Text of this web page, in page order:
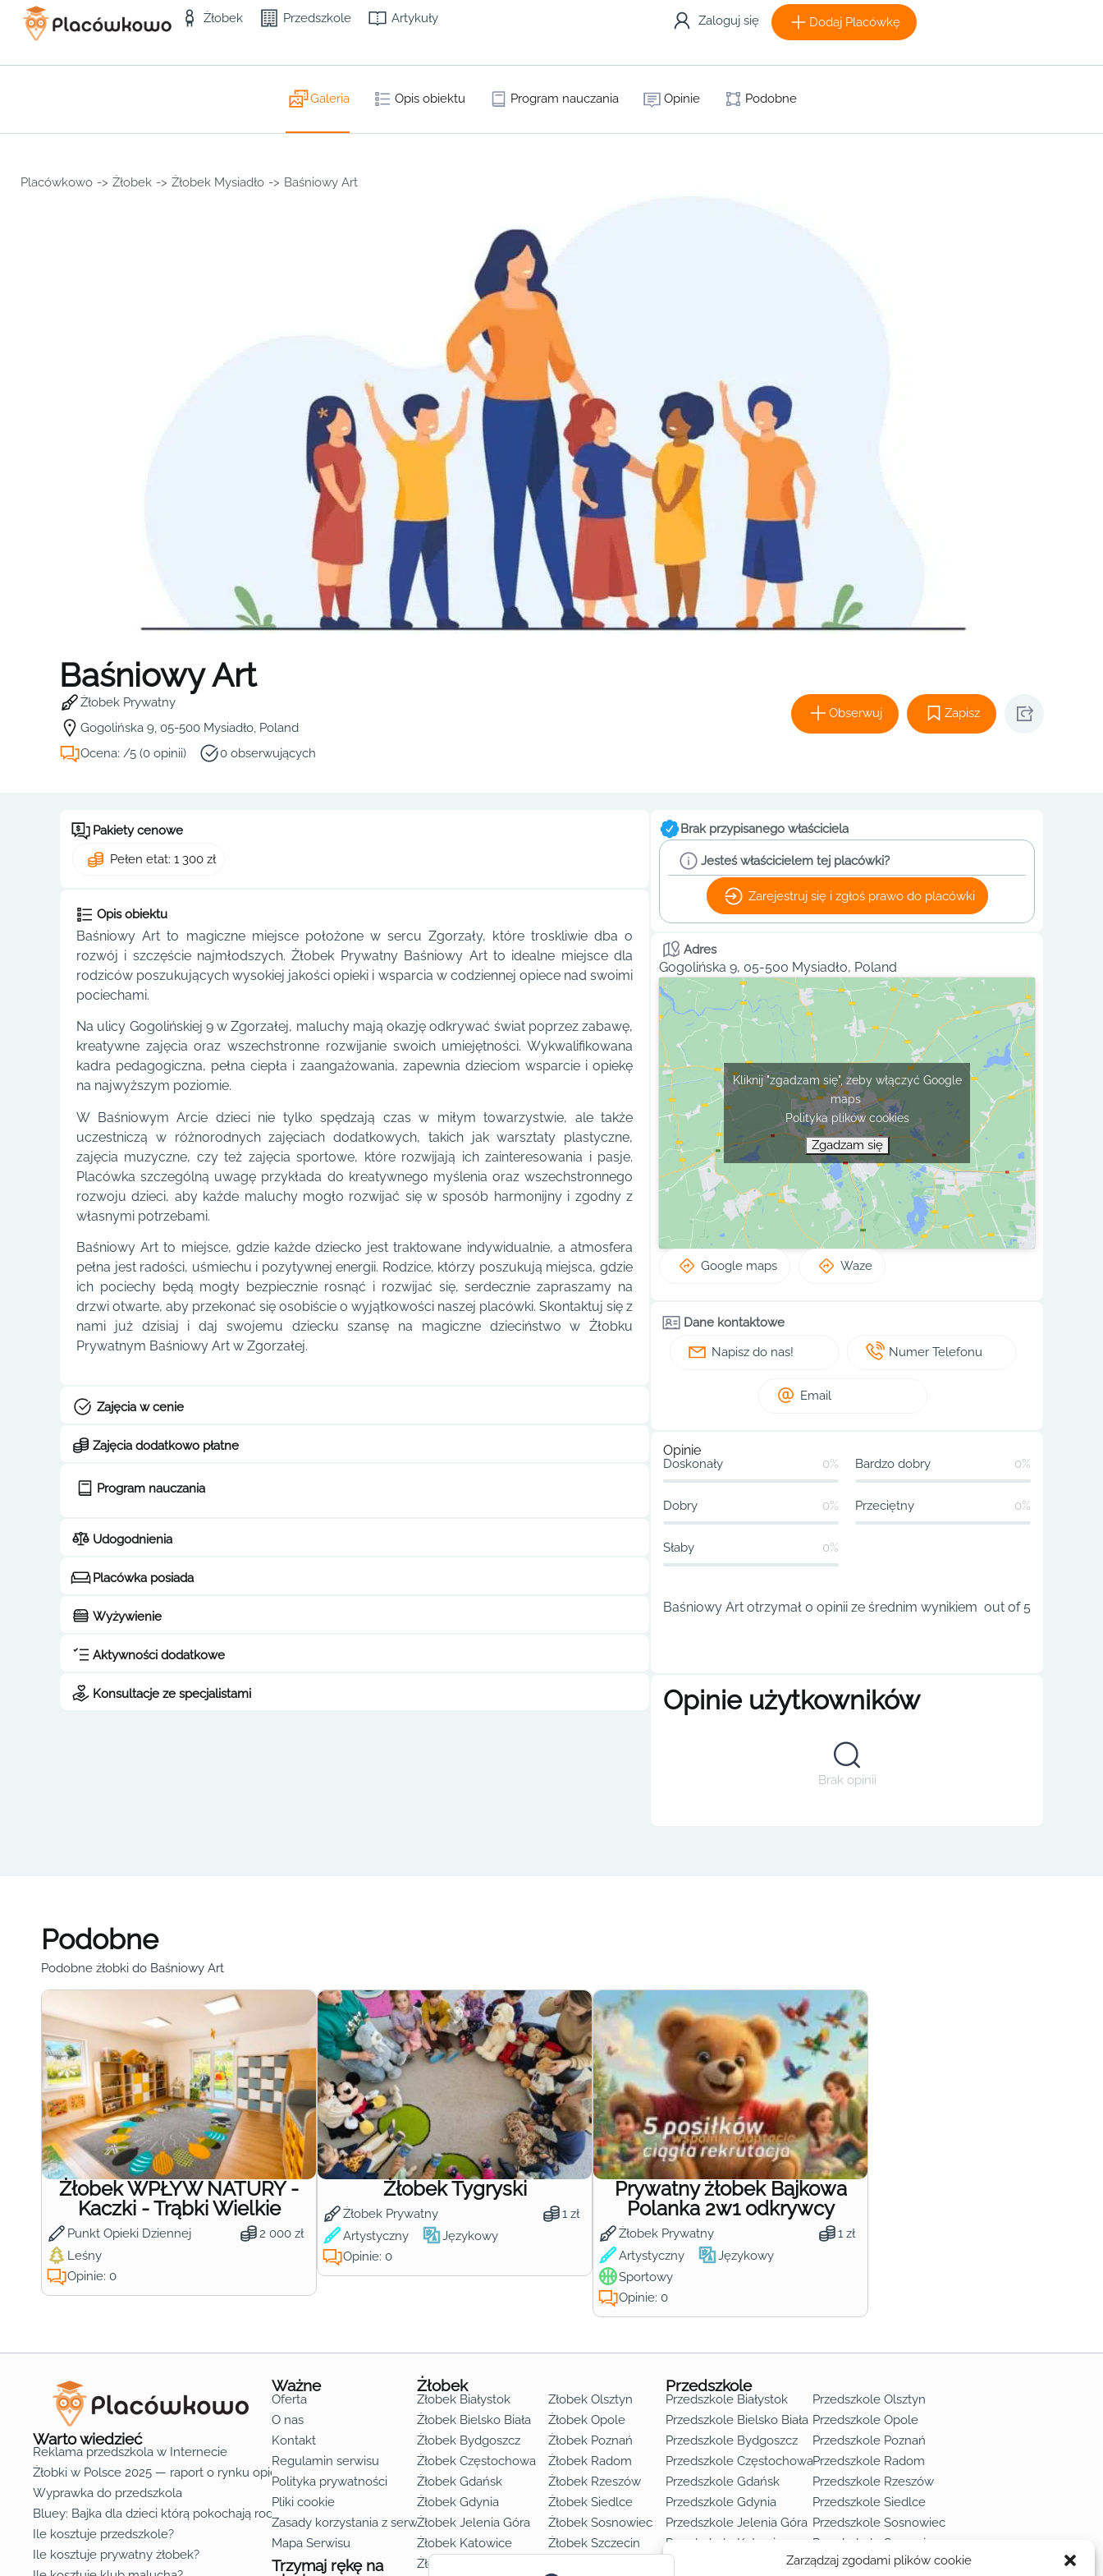
Zarządzaj zgodami plików cookie
Żłobek Przedszkole Artykuły Zaloguj się Dodaj Placówkę
Galeria Opis obiektu Program nauczania Opinie Podobne
Placówkowo -> Żłobek -> Żłobek Mysiadło -> Baśniowy Art
Baśniowy Art
Żłobek Prywatny
Gogolińska 9, 05-500 Mysiadło, Poland
Ocena: /5 (0 opinii)
0 obserwujących
Obserwuj Zapisz
Pakiety cenowe
Pełen etat: 1 300 zł
Opis obiektu
Baśniowy Art to magiczne miejsce położone w sercu Zgorzały, które troskliwie dba o
rozwój i szczęście najmłodszych. Żłobek Prywatny Baśniowy Art to idealne miejsce dla
rodziców poszukujących wysokiej jakości opieki i wsparcia w codziennej opiece nad swoimi
pociechami.
Na ulicy Gogolińskiej 9 w Zgorzałej, maluchy mają okazję odkrywać świat poprzez zabawę,
kreatywne zajęcia oraz wszechstronne rozwijanie swoich umiejętności. Wykwalifikowana
kadra pedagogiczna, pełna ciepła i zaangażowania, zapewnia dzieciom wsparcie i opiekę
na najwyższym poziomie.
W Baśniowym Arcie dzieci nie tylko spędzają czas w miłym towarzystwie, ale także
uczestniczą w różnorodnych zajęciach dodatkowych, takich jak warsztaty plastyczne,
zajęcia muzyczne, czy też zajęcia sportowe, które rozwijają ich zainteresowania i pasje.
Placówka szczególną uwagę przykłada do kreatywnego myślenia oraz wszechstronnego
rozwoju dzieci, aby każde maluchy mogło rozwijać się w sposób harmonijny i zgodny z
własnymi potrzebami.
Baśniowy Art to miejsce, gdzie każde dziecko jest traktowane indywidualnie, a atmosfera
pełna jest radości, uśmiechu i pozytywnej energii. Rodzice, którzy poszukują miejsca, gdzie
ich pociechy będą mogły bezpiecznie rosnąć i rozwijać się, serdecznie zapraszamy na
drzwi otwarte, aby przekonać się osobiście o wyjątkowości naszej placówki. Skontaktuj się z
nami już dzisiaj i daj swojemu dziecku szansę na magiczne dzieciństwo w Żłobku
Prywatnym Baśniowy Art w Zgorzałej.
Zajęcia w cenie
Zajęcia dodatkowo płatne
Program nauczania
Udogodnienia
Placówka posiada
Wyżywienie
Aktywności dodatkowe
Konsultacje ze specjalistami
Brak przypisanego właściciela
Jesteś właścicielem tej placówki?
Zarejestruj się i zgłoś prawo do placówki
Adres
Gogolińska 9, 05-500 Mysiadło, Poland
Kliknij "zgadzam się", żeby włączyć Google
maps
Polityka plików cookies
Zgadzam się
Google maps Waze
Dane kontaktowe
Napisz do nas!
Numer Telefonu
Email
Opinie
Doskonały 0% Bardzo dobry 0%
Dobry 0% Przeciętny 0%
Słaby 0%
Baśniowy Art otrzymał 0 opinii ze średnim wynikiem out of 5
Opinie użytkowników
Brak opinii
Podobne
Podobne żłobki do Baśniowy Art
Żłobek WPŁYW NATURY -
Kaczki - Trąbki Wielkie
Punkt Opieki Dziennej 2 000 zł
Leśny
Opinie: 0
Żłobek Tygryski
Żłobek Prywatny 1 zł
Artystyczny Językowy
Opinie: 0
Prywatny żłobek Bajkowa
Polanka 2w1 odkrywcy
Żłobek Prywatny 1 zł
Artystyczny
Językowy
Sportowy
Opinie: 0
Warto wiedzieć
Reklama przedszkola w Internecie
Żłobki w Polsce 2025 — raport o rynku opieki nad dziećmi do lat 3
Wyprawka do przedszkola
Bluey: Bajka dla dzieci którą pokochają rodzice
Ile kosztuje przedszkole?
Ile kosztuje prywatny żłobek?
Ważne
Oferta
O nas
Kontakt
Regulamin serwisu
Polityka prywatności
Pliki cookie
Zasady korzystania z serwisu
Mapa Serwisu
Trzymaj rękę na
Żłobek
Żłobek Białystok
Żłobek Bielsko Biała
Żłobek Bydgoszcz
Żłobek Częstochowa
Żłobek Gdańsk
Żłobek Gdynia
Żłobek Jelenia Góra
Żłobek Katowice
Żłobek Kielce
Żłobek Olsztyn
Żłobek Opole
Żłobek Poznań
Żłobek Radom
Żłobek Rzeszów
Żłobek Siedlce
Żłobek Sosnowiec
Żłobek Szczecin
Przedszkole
Przedszkole Białystok
Przedszkole Bielsko Biała
Przedszkole Bydgoszcz
Przedszkole Częstochowa
Przedszkole Gdańsk
Przedszkole Gdynia
Przedszkole Jelenia Góra
Przedszkole Katowice
Przedszkole Olsztyn
Przedszkole Opole
Przedszkole Poznań
Przedszkole Radom
Przedszkole Rzeszów
Przedszkole Siedlce
Przedszkole Sosnowiec
Przedszkole Szczecin
Przedszkole Toruń